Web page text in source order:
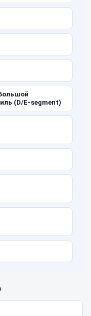
(D/E-segment)